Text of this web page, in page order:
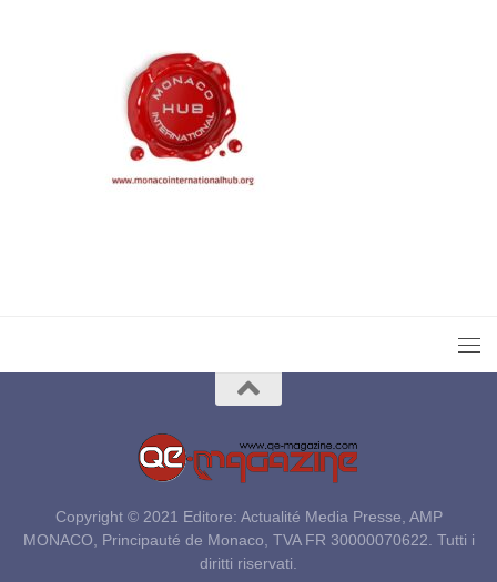
Copyright © 2021 Editore: Actualité Media Presse, AMP
MONACO, Principauté de Monaco, TVA FR 30000070622. Tutti i
diritti riservati.